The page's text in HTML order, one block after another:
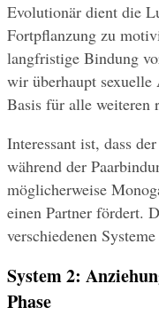
Evolutionär dient die
Fortpflanzung zu
langfristige Bindung
wir überhaupt
Basis für alle weiteren
Interessant ist, dass
während der
möglicherweise
einen Partner fördert.
verschiedenen
System 2:
Phase